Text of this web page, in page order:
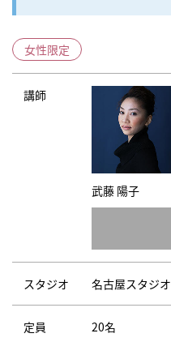
女性限定
講師
武藤 陽子
スタジオ 名古屋スタジオ
定員 20名